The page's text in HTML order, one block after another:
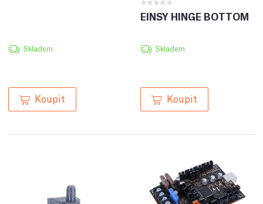
Skladem
Koupit
EINSY HINGE BOTTOM
Skladem
Koupit